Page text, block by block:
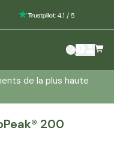
: 4.1 / 5
de la plus haute
200